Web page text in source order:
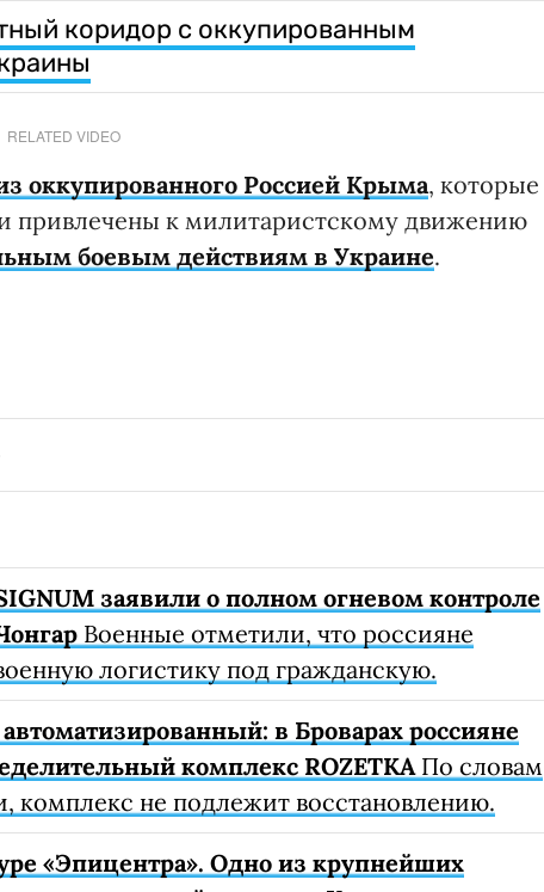
коридор с оккупированным
RELATED VIDEO
оккупированного Россией Крыма, которые
привлечены к милитаристскому движению
боевым действиям в Украине.
заявили о полном огневом контроле
Военные отметили, что россияне
логистику под гражданскую.
в Броварах россияне
комплекс ROZETKAПо словам
комплекс не подлежит восстановлению.
«Эпицентра». Одно из крупнейших